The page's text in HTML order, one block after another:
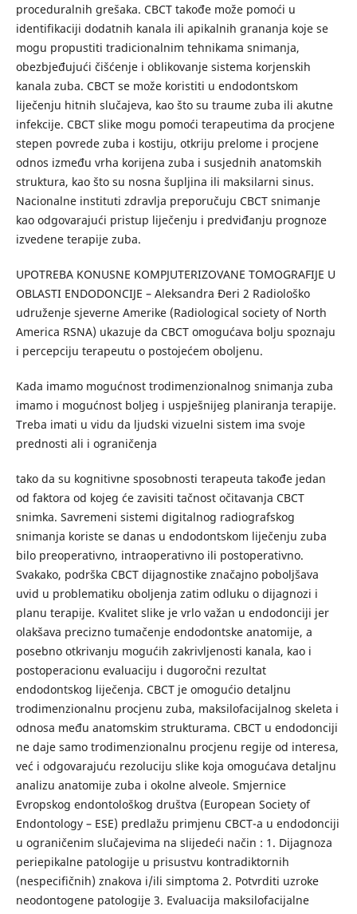
proceduralnih grešaka. CBCT takođe može pomoći u
identifikaciji dodatnih kanala ili apikalnih grananja koje se
mogu propustiti tradicionalnim tehnikama snimanja,
obezbjeđujući čišćenje i oblikovanje sistema korjenskih
kanala zuba. CBCT se može koristiti u endodontskom
liječenju hitnih slučajeva, kao što su traume zuba ili akutne
infekcije. CBCT slike mogu pomoći terapeutima da procjene
stepen povrede zuba i kostiju, otkriju prelome i procjene
odnos između vrha korijena zuba i susjednih anatomskih
struktura, kao što su nosna šupljina ili maksilarni sinus.
Nacionalne instituti zdravlja preporučuju CBCT snimanje
kao odgovarajući pristup liječenju i predviđanju prognoze
izvedene terapije zuba.
UPOTREBA KONUSNE KOMPJUTERIZOVANE TOMOGRAFIJE U
OBLASTI ENDODONCIJE – Aleksandra Đeri 2 Radiološko
udruženje sjeverne Amerike (Radiological society of North
America RSNA) ukazuje da CBCT omogućava bolju spoznaju
i percepciju terapeutu o postojećem oboljenu.
Kada imamo mogućnost trodimenzionalnog snimanja zuba
imamo i mogućnost boljeg i uspješnijeg planiranja terapije.
Treba imati u vidu da ljudski vizuelni sistem ima svoje
prednosti ali i ograničenja
tako da su kognitivne sposobnosti terapeuta takođe jedan
od faktora od kojeg će zavisiti tačnost očitavanja CBCT
snimka. Savremeni sistemi digitalnog radiografskog
snimanja koriste se danas u endodontskom liječenju zuba
bilo preoperativno, intraoperativno ili postoperativno.
Svakako, podrška CBCT dijagnostike značajno poboljšava
uvid u problematiku oboljenja zatim odluku o dijagnozi i
planu terapije. Kvalitet slike je vrlo važan u endodonciji jer
olakšava precizno tumačenje endodontske anatomije, a
posebno otkrivanju mogućih zakrivljenosti kanala, kao i
postoperacionu evaluaciju i dugoročni rezultat
endodontskog liječenja. CBCT je omogućio detaljnu
trodimenzionalnu procjenu zuba, maksilofacijalnog skeleta i
odnosa među anatomskim strukturama. CBCT u endodonciji
ne daje samo trodimenzionalnu procjenu regije od interesa,
već i odgovarajuću rezoluciju slike koja omogućava detaljnu
analizu anatomije zuba i okolne alveole. Smjernice
Evropskog endontološkog društva (European Society of
Endontology – ESE) predlažu primjenu CBCT-a u endodonciji
u ograničenim slučajevima na slijedeći način : 1. Dijagnoza
periepikalne patologije u prisustvu kontradiktornih
(nespecifičnih) znakova i/ili simptoma 2. Potvrditi uzroke
neodontogene patologije 3. Evaluacija maksilofacijalne